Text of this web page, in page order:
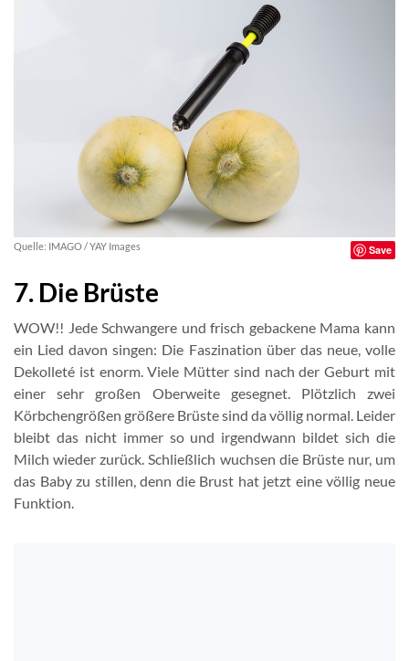
Quelle: IMAGO / YAY Images Save
7. Die Brüste
WOW!! Jede Schwangere und frisch gebackene Mama kann
ein Lied davon singen: Die Faszination über das neue, volle
Dekolleté ist enorm. Viele Mütter sind nach der Geburt mit
einer sehr großen Oberweite gesegnet. Plötzlich zwei
Körbchengrößen größere Brüste sind da völlig normal. Leider
bleibt das nicht immer so und irgendwann bildet sich die
Milch wieder zurück. Schließlich wuchsen die Brüste nur, um
das Baby zu stillen, denn die Brust hat jetzt eine völlig neue
Funktion.